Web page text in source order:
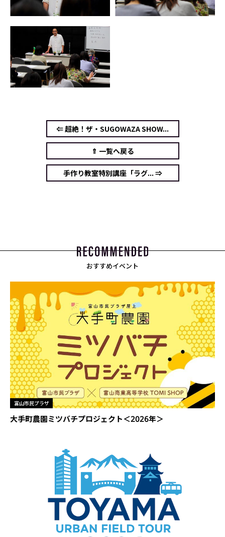
⇐ 超絶！ザ・SUGOWAZA SHOW...
⇑ 一覧へ戻る
手作り教室特別講座「ラグ... ⇒
おすすめイベント
富山市民プラザ
大手町農園ミツバチプロジェクト＜2026年＞